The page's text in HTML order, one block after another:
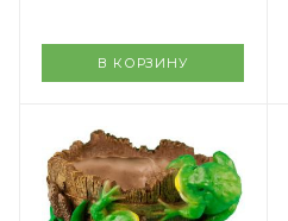
В КОРЗИНУ